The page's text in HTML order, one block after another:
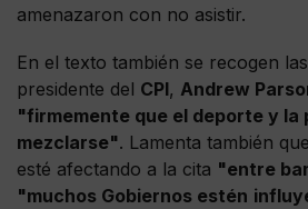
amenazaron con no asistir.
En el texto también se recogen
presidente del CPI, Andrew
"firmemente que el deporte y la
mezclarse". Lamenta también
esté afectando a la cita "entre
"muchos Gobiernos estén